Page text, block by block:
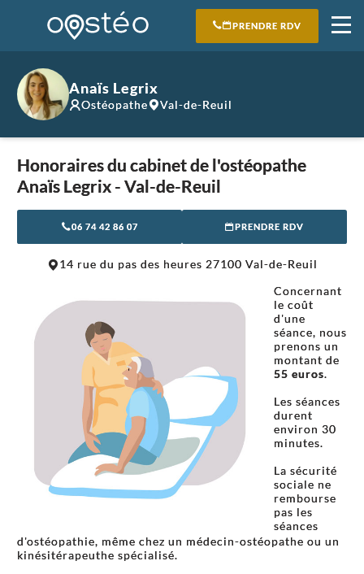
PRENDRE RDV
Anaïs Legrix
Ostéopathe Val-de-Reuil
Honoraires du cabinet de l'ostéopathe
Anaïs Legrix - Val-de-Reuil
06 74 42 86 07 PRENDRE RDV
14 rue du pas des heures 27100 Val-de-Reuil
Concernant
le coût
d'une
séance, nous
prenons un
montant de
55 euros.
Les séances
durent
environ 30
minutes.
La sécurité
sociale ne
rembourse
pas les
séances
d'ostéopathie, même chez un médecin-ostéopathe ou un
kinésitérapeuthe spécialisé.